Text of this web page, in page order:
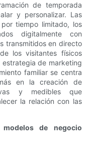
de temporada
y personalizar. Las
tiempo limitado, los
digitalmente con
transmitidos en directo
los visitantes físicos
estrategia de marketing
familiar se centra
en la creación de
y medibles que
la relación con las
de negocio